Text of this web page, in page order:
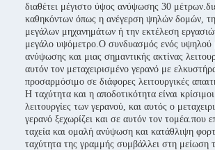
διαθέτει μέγιστο ύψος ανύψωσης 30
καθηκόντων όπως η ανέγερση ψηλών δομών,
μεγάλων μηχανημάτων ή την εκτέλεση
μεγάλο υψόμετρο.Ο συνδυασμός ενός υψηλού
ανύψωσης και μιας σημαντικής ακτίνας
αυτόν τον μεταχειρισμένο γερανό με
προσαρμόσιμο σε διάφορες λειτουργικές
Η ταχύτητα και η αποδοτικότητα είναι
λειτουργίες των γερανού, και αυτός ο
γερανό ξεχωρίζει και σε αυτόν τον τομέα.που
ταχεία και ομαλή ανύψωση και κατάθλιψη
ταχύτητα της γραμμής συμβάλλει στη μείωση